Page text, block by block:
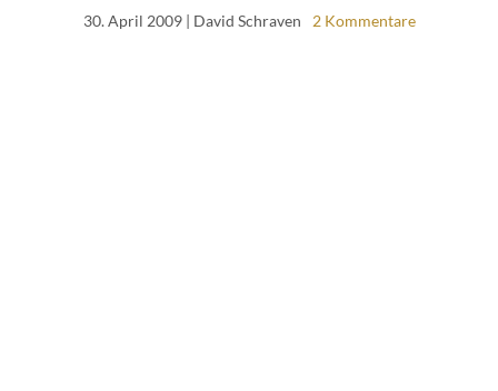
30. April 2009| David Schraven 2 Kommentare